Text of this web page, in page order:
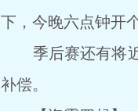
下，今晚六点钟开
季后赛还有将近
补偿。